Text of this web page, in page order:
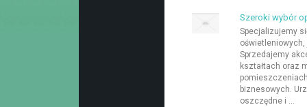
Szeroki wybór
Specjalizujemy
oświetleniowych,
Sprzedajemy
kształtach oraz
biznesowych.
oszczędne i ...